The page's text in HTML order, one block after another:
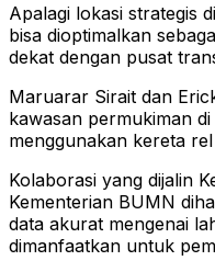
Apalagi lokasi strategis
bisa dioptimalkan
dekat dengan pusat
Maruarar Sirait dan
kawasan permukiman
menggunakan kereta
Kolaborasi yang dijalin
Kementerian BUMN
data akurat mengenai
dimanfaatkan untuk